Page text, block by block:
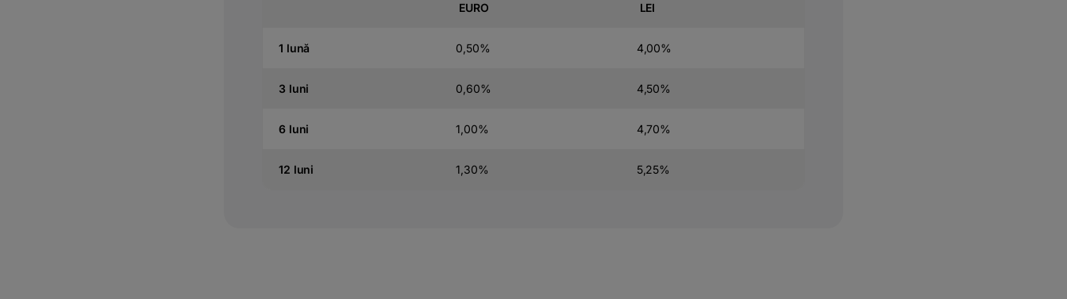
EURO
LEI
1 lună 0,50% 4,00%
3 luni 0,60% 4,50%
6 luni 1,00% 4,70%
12 luni 1,30% 5,25%